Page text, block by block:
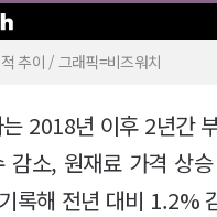
추이 / 그래픽=비즈워치
2018년 이후 2년간
감소, 원재료 가격 상
록해 전년 대비 1.2%